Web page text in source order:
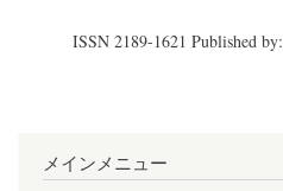
ISSN 2189-1621 Published by:
メインメニュー